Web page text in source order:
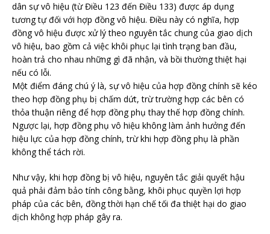
dân sự vô hiệu (từ Điều 123 đến Điều 133) được áp dụng
tương tự đối với hợp đồng vô hiệu. Điều này có nghĩa, hợp
đồng vô hiệu được xử lý theo nguyên tắc chung của giao dịch
vô hiệu, bao gồm cả việc khôi phục lại tình trạng ban đầu,
hoàn trả cho nhau những gì đã nhận, và bồi thường thiệt hại
nếu có lỗi.
Một điểm đáng chú ý là, sự vô hiệu của hợp đồng chính sẽ kéo
theo hợp đồng phụ bị chấm dứt, trừ trường hợp các bên có
thỏa thuận riêng để hợp đồng phụ thay thế hợp đồng chính.
Ngược lại, hợp đồng phụ vô hiệu không làm ảnh hưởng đến
hiệu lực của hợp đồng chính, trừ khi hợp đồng phụ là phần
không thể tách rời.
Như vậy, khi hợp đồng bị vô hiệu, nguyên tắc giải quyết hậu
quả phải đảm bảo tính công bằng, khôi phục quyền lợi hợp
pháp của các bên, đồng thời hạn chế tối đa thiệt hại do giao
dịch không hợp pháp gây ra.